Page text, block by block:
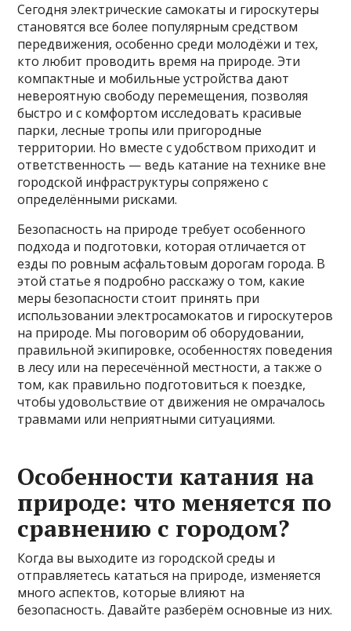
Сегодня электрические самокаты и гироскутеры
становятся все более популярным средством
передвижения, особенно среди молодёжи и тех,
кто любит проводить время на природе. Эти
компактные и мобильные устройства дают
невероятную свободу перемещения, позволяя
быстро и с комфортом исследовать красивые
парки, лесные тропы или пригородные
территории. Но вместе с удобством приходит и
ответственность — ведь катание на технике вне
городской инфраструктуры сопряжено с
определёнными рисками.
Безопасность на природе требует особенного
подхода и подготовки, которая отличается от
езды по ровным асфальтовым дорогам города. В
этой статье я подробно расскажу о том, какие
меры безопасности стоит принять при
использовании электросамокатов и гироскутеров
на природе. Мы поговорим об оборудовании,
правильной экипировке, особенностях поведения
в лесу или на пересечённой местности, а также о
том, как правильно подготовиться к поездке,
чтобы удовольствие от движения не омрачалось
травмами или неприятными ситуациями.
Особенности катания на
природе: что меняется по
сравнению с городом?
Когда вы выходите из городской среды и
отправляетесь кататься на природе, изменяется
много аспектов, которые влияют на
безопасность. Давайте разберём основные из них.